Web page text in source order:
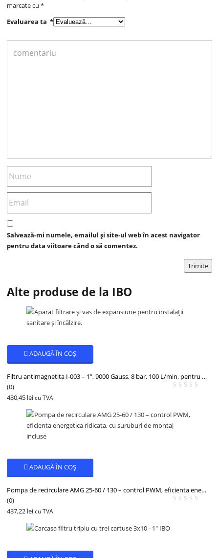
marcate cu*
Evaluarea ta*
Salvează-mi numele, emailul și site-ul web în acest navigator
pentru data viitoare când o să comentez.
Alte produse de la IBO
ADAUGĂ ÎN COȘ
Filtru antimagnetita I-003 – 1”, 9000 Gauss, 8 bar, 100 L/min, pentru instalații de încălzire
(0)
430,45 lei cu TVA
ADAUGĂ ÎN COȘ
Pompa de recirculare AMG 25-60 / 130 – control PWM, eficienta energetica ridicata, cu suruburi de montaj incluse
(0)
437,22 lei cu TVA